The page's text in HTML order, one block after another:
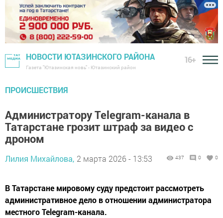
НОВОСТИ ЮТАЗИНСКОГО РАЙОНА
Газета "Ютазинская новь" - Ютазинский район
16+
ПРОИСШЕСТВИЯ
Администратору Telegram-канала в
Татарстане грозит штраф за видео с
дроном
Лилия Михайлова, 2 марта 2026 - 13:53 437 0 0
В Татарстане мировому суду предстоит рассмотреть
административное дело в отношении администратора
местного Telegram-канала.